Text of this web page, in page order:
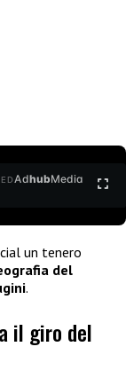
AdhubMedia
un tenero
del
.
il giro del